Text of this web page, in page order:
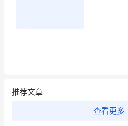
推荐文章
查看更多